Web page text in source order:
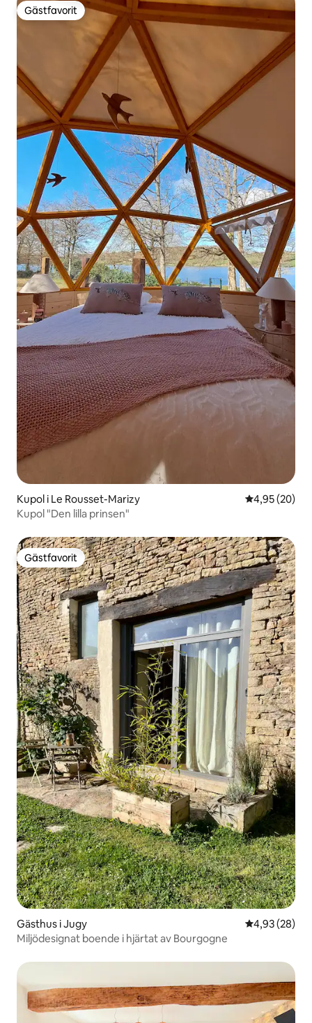
Gästfavorit
Gästfavorit
Kupol i Le Rousset-Marizy 4,95 av 5 i
4,95 (20)
Kupol "Den lilla prinsen"
Gästfavorit
Gästfavorit
Gästhus i Jugy 4,93 av 5 i
4,93 (28)
Miljödesignat boende i hjärtat av Bourgogne